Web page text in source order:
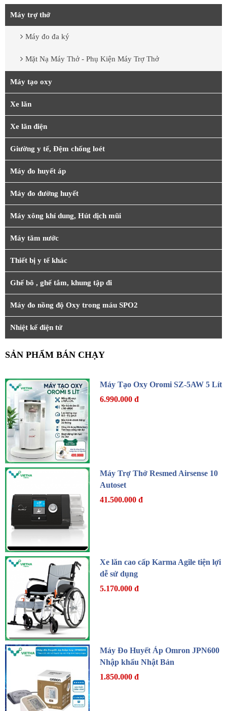
Máy trợ thở
Máy đo đa ký
Mặt Nạ Máy Thở - Phụ Kiện Máy Trợ Thở
Máy tạo oxy
Xe lăn
Xe lăn điện
Giường y tế, Đệm chống loét
Máy đo huyết áp
Máy đo đường huyết
Máy xông khí dung, Hút dịch mũi
Máy tăm nước
Thiết bị y tế khác
Ghế bô , ghế tắm, khung tập đi
Máy đo nồng độ Oxy trong máu SPO2
Nhiệt kế điện tử
SẢN PHẨM BÁN CHẠY
Máy Tạo Oxy Oromi SZ-5AW 5 Lít
6.990.000 đ
Máy Trợ Thở Resmed Airsense 10
Autoset
41.500.000 đ
Xe lăn cao cấp Karma Agile tiện lợi
dễ sử dụng
5.170.000 đ
Máy Đo Huyết Áp Omron JPN600
Nhập khẩu Nhật Bản
1.850.000 đ